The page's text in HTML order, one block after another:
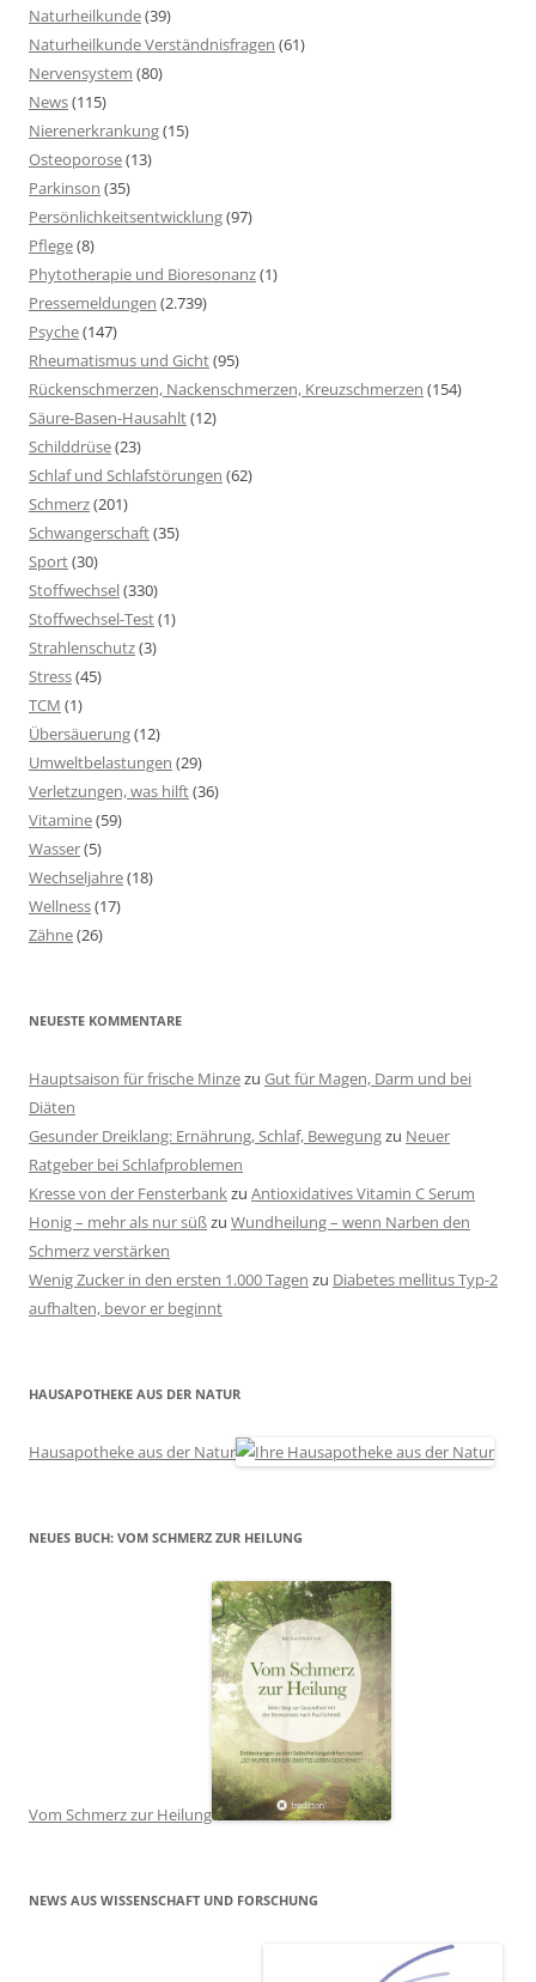
Naturheilkunde(39)
Naturheilkunde Verständnisfragen (61)
Nervensystem (80)
News(115)
Nierenerkrankung(15)
Osteoporose(13)
Parkinson (35)
Persönlichkeitsentwicklung(97)
Pflege(8)
Phytotherapie und Bioresonanz(1)
Pressemeldungen (2.739)
Psyche(147)
Rheumatismus und Gicht(95)
Rückenschmerzen, Nackenschmerzen, Kreuzschmerzen (154)
Säure-Basen-Hausahlt(12)
Schilddrüse(23)
Schlaf und Schlafstörungen (62)
Schmerz(201)
Schwangerschaft(35)
Sport(30)
Stoffwechsel(330)
Stoffwechsel-Test(1)
Strahlenschutz(3)
Stress(45)
TCM (1)
Übersäuerung(12)
Umweltbelastungen (29)
Verletzungen, was hilft(36)
Vitamine(59)
Wasser(5)
Wechseljahre(18)
Wellness(17)
Zähne(26)
NEUESTE KOMMENTARE
Hauptsaison für frische Minzezu Gut für Magen, Darm und bei
Diäten
Gesunder Dreiklang: Ernährung, Schlaf, Bewegungzu Neuer
Ratgeber bei Schlafproblemen
Kresse von der Fensterbankzu Antioxidatives Vitamin C Serum
Honig – mehr als nur süßzu Wundheilung – wenn Narben den
Schmerz verstärken
Wenig Zucker in den ersten 1.000 Tagen zu Diabetes mellitus Typ-2
aufhalten, bevor er beginnt
HAUSAPOTHEKE AUS DER NATUR
Hausapotheke aus der Natur
NEUES BUCH: VOM SCHMERZ ZUR HEILUNG
Vom Schmerz zur Heilung
NEWS AUS WISSENSCHAFT UND FORSCHUNG